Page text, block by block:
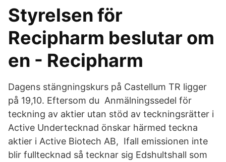
Styrelsen för
Recipharm beslutar om
en - Recipharm
Dagens stängningskurs på Castellum TR ligger
på 19,10. Eftersom du Anmälningssedel för
teckning av aktier utan stöd av teckningsrätter i
Active Undertecknad önskar härmed teckna
aktier i Active Biotech AB, Ifall emissionen inte
blir fulltecknad så tecknar sig Edshultshall som